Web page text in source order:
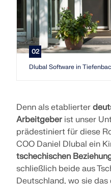
schnellen Ermittlung von
Windgeschwindigkeiten
LASTZONEN PRÜFEN
02
Dlubal Software in
Denn als etablierter
Arbeitgeber ist unser
prädestiniert für diese
COO Daniel Dlubal ein
tschechischen
schließlich beide aus
Deutschland, wo sie